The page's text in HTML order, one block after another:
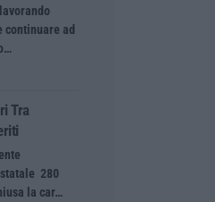
ad
Tra
280
la car…